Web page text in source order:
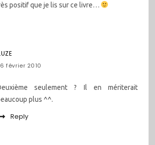
positif que je lis sur ce livre…
février 2010
seulement ? Il en mériterait
plus ^^.
Reply